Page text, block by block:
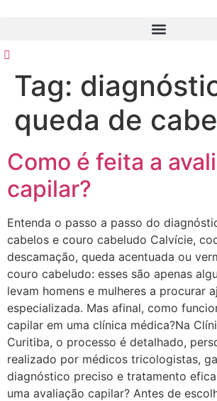
conteúdo
Tag:
queda de
Como é feita a
capilar?
Entenda o passo a passo do
cabelos e couro cabeludo Calvície,
descamação, queda acentuada ou
couro cabeludo: esses são apenas
levam homens e mulheres a procurar
especializada. Mas afinal, como
capilar em uma clínica médica?Na
Curitiba, o processo é detalhado,
realizado por médicos tricologistas,
diagnóstico preciso e tratamento
uma avaliação capilar? Antes de